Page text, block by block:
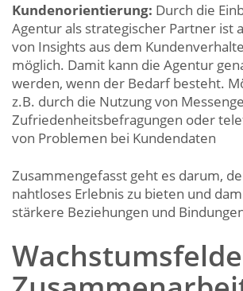
Kundenorientierung: Durch die
Agentur als strategischer Partner ist
von Insights aus dem
möglich. Damit kann die Agentur
werden, wenn der Bedarf besteht.
z.B. durch die Nutzung von
Zufriedenheitsbefragungen oder
von Problemen bei Kundendaten
Zusammengefasst geht es darum,
nahtloses Erlebnis zu bieten und
stärkere Beziehungen und